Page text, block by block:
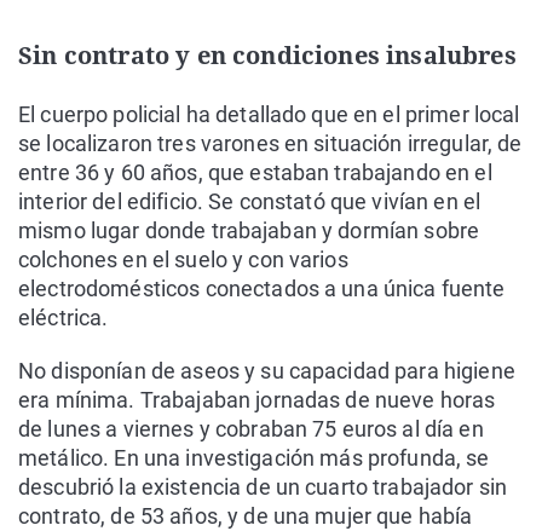
Sin contrato y en condiciones insalubres
El cuerpo policial ha detallado que en el primer local
se localizaron tres varones en situación irregular, de
entre 36 y 60 años, que estaban trabajando en el
interior del edificio. Se constató que vivían en el
mismo lugar donde trabajaban y dormían sobre
colchones en el suelo y con varios
electrodomésticos conectados a una única fuente
eléctrica.
No disponían de aseos y su capacidad para higiene
era mínima. Trabajaban jornadas de nueve horas
de lunes a viernes y cobraban 75 euros al día en
metálico. En una investigación más profunda, se
descubrió la existencia de un cuarto trabajador sin
contrato, de 53 años, y de una mujer que había